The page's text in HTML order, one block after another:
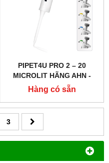
PIPET4U PRO 2 – 20
MICROLIT HÃNG AHN -
ĐỨC
Hàng có sẵn
3